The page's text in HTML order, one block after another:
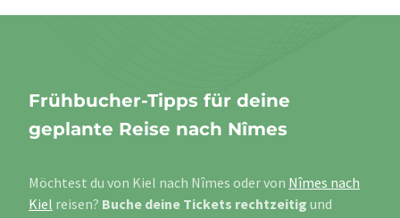
Frühbucher-Tipps für deine
geplante Reise nach Nîmes
Möchtest du von Kiel nach Nîmes oder von Nîmes nach
Kiel reisen? Buche deine Tickets rechtzeitig und